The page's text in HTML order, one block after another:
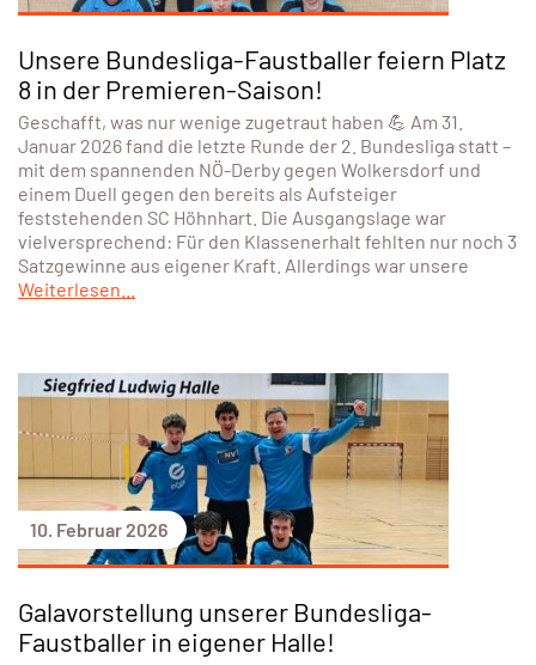
Unsere Bundesliga-Faustballer feiern Platz
8 in der Premieren-Saison!
Geschafft, was nur wenige zugetraut haben 💪 Am 31.
Januar 2026 fand die letzte Runde der 2. Bundesliga statt –
mit dem spannenden NÖ-Derby gegen Wolkersdorf und
einem Duell gegen den bereits als Aufsteiger
feststehenden SC Höhnhart. Die Ausgangslage war
vielversprechend: Für den Klassenerhalt fehlten nur noch 3
Satzgewinne aus eigener Kraft. Allerdings war unsere
Weiterlesen...
10. Februar 2026
Galavorstellung unserer Bundesliga-
Faustballer in eigener Halle!